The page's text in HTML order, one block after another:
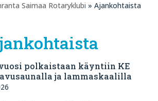
Saimaa Rotaryklubi » Ajankohtaista
polkaistaan käyntiin KE
ja lammaskaalilla